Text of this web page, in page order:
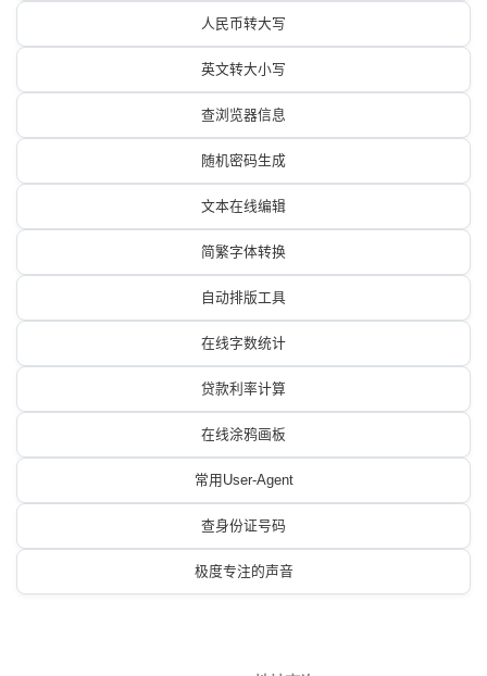
人民币转大写
英文转大小写
查浏览器信息
随机密码生成
文本在线编辑
简繁字体转换
自动排版工具
在线字数统计
贷款利率计算
在线涂鸦画板
常用User-Agent
查身份证号码
极度专注的声音